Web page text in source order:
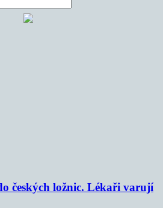
českých ložnic. Lékaři varují